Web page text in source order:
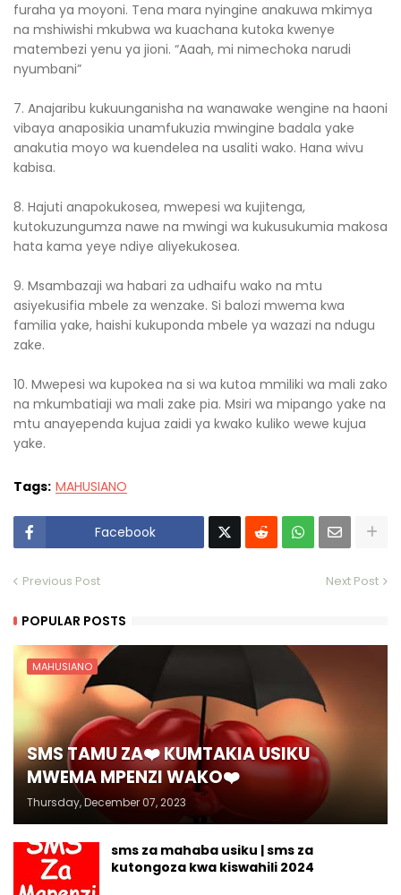
furaha ya moyoni. Tena mara nyingine anakuwa mkimya
na mshiwishi mkubwa wa kuachana kutoka kwenye
matembezi yenu ya jioni. “Aaah, mi nimechoka narudi
nyumbani”
7. Anajaribu kukuunganisha na wanawake wengine na haoni
vibaya anaposikia unamfukuzia mwingine badala yake
anakutia moyo wa kuendelea na usaliti wako. Hana wivu
kabisa.
8. Hajuti anapokukosea, mwepesi wa kujitenga,
kutokuzungumza nawe na mwingi wa kukusukumia makosa
hata kama yeye ndiye aliyekukosea.
9. Msambazaji wa habari za udhaifu wako na mtu
asiyekusifia mbele za wenzake. Si balozi mwema kwa
familia yake, haishi kukuponda mbele ya wazazi na ndugu
zake.
10. Mwepesi wa kupokea na si wa kutoa mmiliki wa mali zako
na mkumbatiaji wa mali zake pia. Msiri wa mipango yake na
mtu anayependa kujua zaidi ya kwako kuliko wewe kujua
yake.
Tags: MAHUSIANO
Facebook
Previous Post Next Post
POPULAR POSTS
MAHUSIANO
SMS TAMU ZA❤️ KUMTAKIA USIKU
MWEMA MPENZI WAKO❤️
Thursday, December 07, 2023
sms za mahaba usiku | sms za
kutongoza kwa kiswahili 2024